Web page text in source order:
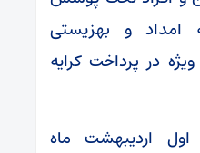
امداد و بهزیستی
در پرداخت کرایه
اول اردیبهشت ماه